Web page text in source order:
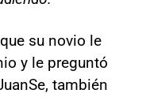
su novio le
y le preguntó
también